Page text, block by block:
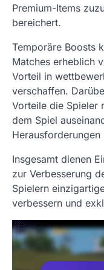
Premium-Items
bereichert.
Temporäre Boosts
Matches erheblich
Vorteil in
verschaffen.
Vorteile die Spieler
dem Spiel
Insgesamt dienen
zur Verbesserung
Spielern
verbessern und